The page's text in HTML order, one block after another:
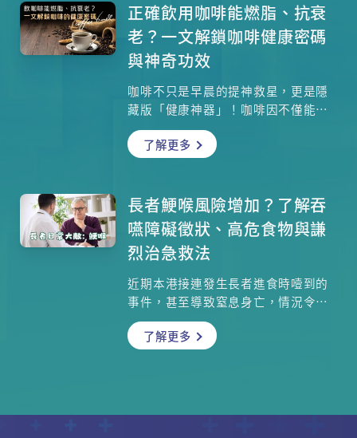
講解寵物中暑的症狀、預防方法和急
救處理，幫助你在炎夏保護家中愛
寵。
正確飲用咖啡能燃脂、抗衰
老？一文解鎖咖啡健康密碼
與神奇功效
咖啡不只是早晨的提神救星，更是隱
藏版「健康神器」！咖啡因不僅能燃
脂、延緩老化，還能保護心臟、降低
腦退化風險！但關鍵在於「怎麼喝」
最佳時機、低熱量配方到創意喝法一
次公開！
了解更多
長者鯁喉風險增加？了解吞
嚥障礙徵狀、高危食物與謙
烈治急救法
近期本港接連發生長者進食時噎到的
事件，甚至導致窒息身亡，情況令人
關注。為何長者容易出現進食鯁喉？
這是否與吞嚥障礙有關？認可名冊言
控制能力和力度便會減弱，大大增加
了解更多